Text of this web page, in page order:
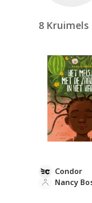
8 Kruimels
Nancy
Condor